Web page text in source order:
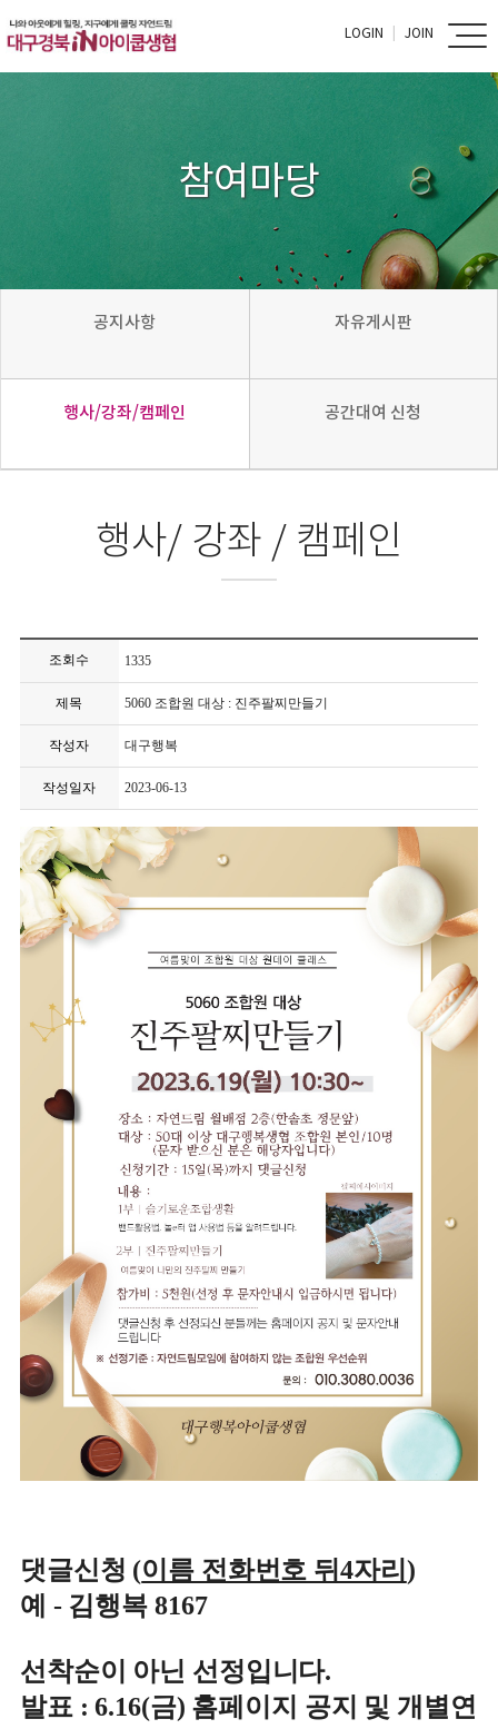
LOGIN JOIN
참여마당
공지사항 자유게시판
행사/강좌/캠페인 공간대여 신청
행사/ 강좌 / 캠페인
조회수 1335
제목 5060 조합원 대상 : 진주팔찌만들기
작성자 대구행복
작성일자 2023-06-13
댓글신청 (이름 전화번호 뒤4자리 )
예 - 김행복 8167
선착순이 아닌 선정입니다.
발표 : 6.16(금) 홈페이지 공지 및 개별연